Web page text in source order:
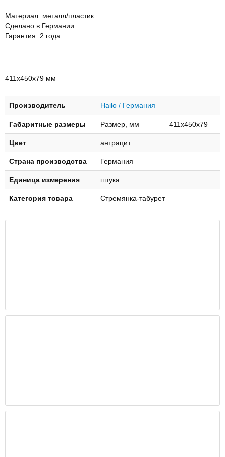
Материал: металл/пластик
Сделано в Германии
Гарантия: 2 года
411х450х79 мм
Производитель Hailo / Германия
Габаритные размеры Размер, мм 411х450х79
Цвет антрацит
Страна производства Германия
Единица измерения штука
Категория товара Стремянка-табурет